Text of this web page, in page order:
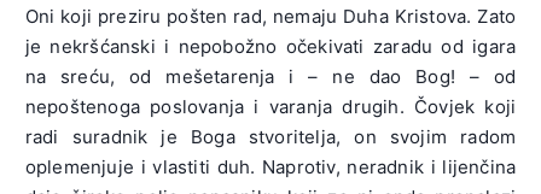
Oni koji preziru pošten rad, nemaju Duha Kristova. Zato
je nekršćanski i nepobožno očekivati zaradu od igara
na sreću, od mešetarenja i – ne dao Bog! – od
nepoštenoga poslovanja i varanja drugih. Čovjek koji
radi suradnik je Boga stvoritelja, on svojim radom
oplemenjuje i vlastiti duh. Naprotiv, neradnik i lijenčina